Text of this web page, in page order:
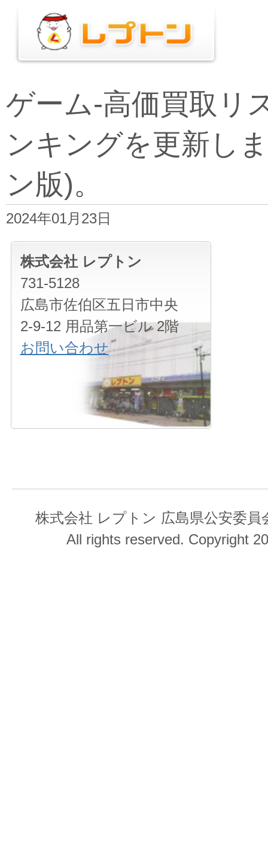
株式会社 レプトン
731-5128
広島市佐伯区五日市中央
2-9-12 用品第一ビル 2階
お問い合わせ
ゲーム-高価買取リ
ンキングを更新し
ン版)。
2024年01月23日
株式会社 レプトン 広島県公安委員
All rights reserved. Copyright